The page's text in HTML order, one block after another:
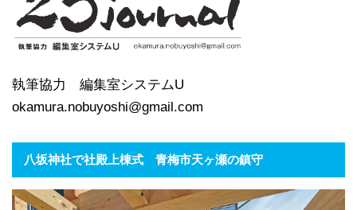
執筆協力 編集室システムU
okamura.nobuyoshi@gmail.com
八坂神社で社殿上棟式 青梅市天ヶ瀬の鎮守